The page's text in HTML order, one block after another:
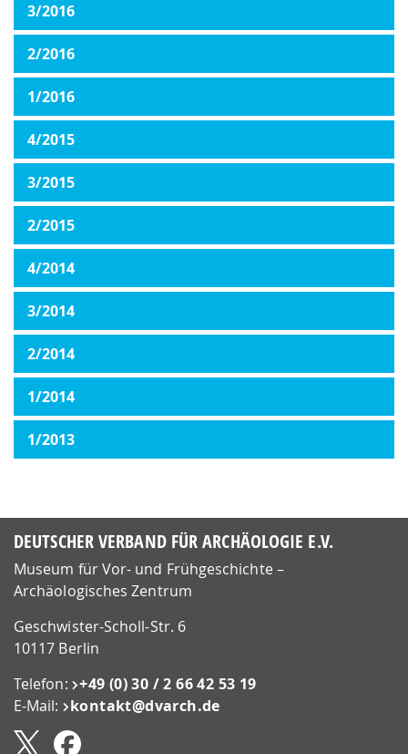
3/2016
2/2016
1/2016
4/2015
3/2015
2/2015
4/2014
3/2014
2/2014
1/2014
1/2013
DEUTSCHER VERBAND FÜR ARCHÄOLOGIE E.V.
Museum für Vor- und Frühgeschichte –
Archäologisches Zentrum
Geschwister-Scholl-Str. 6
10117 Berlin
Telefon: +49 (0) 30 / 2 66 42 53 19
E-Mail:
kontakt@​dvarch.de